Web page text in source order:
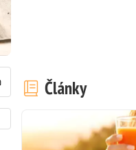
Články